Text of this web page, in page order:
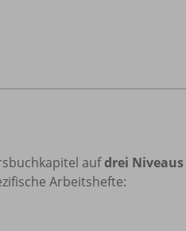
aufdrei Niveaus
Arbeitshefte: